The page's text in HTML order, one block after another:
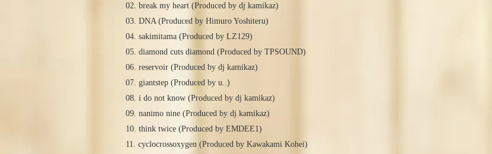
02. break my heart (Produced by dj kamikaz)
03. DNA (Produced by Himuro Yoshiteru)
04. sakimitama (Produced by LZ129)
05. diamond cuts diamond (Produced by TPSOUND)
06. reservoir (Produced by dj kamikaz)
07. giantstep (Produced by u..)
08. i do not know (Produced by dj kamikaz)
09. nanimo nine (Produced by dj kamikaz)
10. think twice (Produced by EMDEE1)
11. cyclocrossoxygen (Produced by Kawakami Kohei)